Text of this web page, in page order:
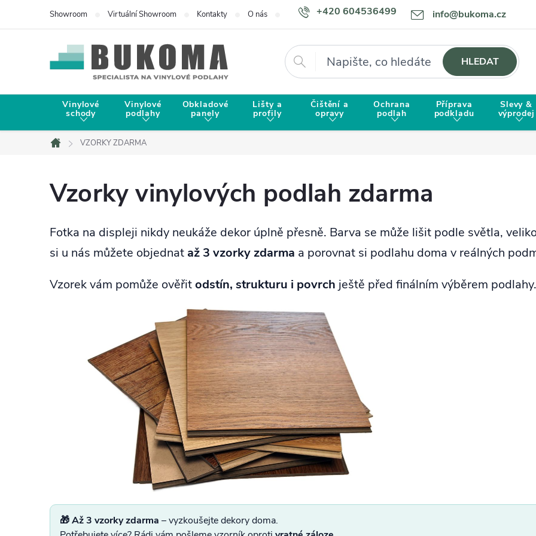
+420 604536499 info@bukoma.cz
Showroom Virtuální Showroom Kontakty O nás Doprava a platba Proč zvolit BUKOMU?
Hledat HLEDAT
Vinylové
schody
Vinylové
podlahy
Obkladové
panely
Lišty a
profily
Čištění a
opravy
Ochrana
podlah
Příprava
podkladu
Slevy &
výprodej
Domů
VZORKY ZDARMA
Vzorky vinylových podlah zdarma
Fotka na displeji nikdy neukáže dekor úplně přesně. Barva se může lišit podle světla,
si u nás můžete objednat až 3 vzorky zdarma a porovnat si podlahu doma v reálných
Vzorek vám pomůže ověřitodstín, strukturu i povrch ještě před finálním výběrem podlahy.
🎁 Až 3 vzorky zdarma – vyzkoušejte dekory doma.